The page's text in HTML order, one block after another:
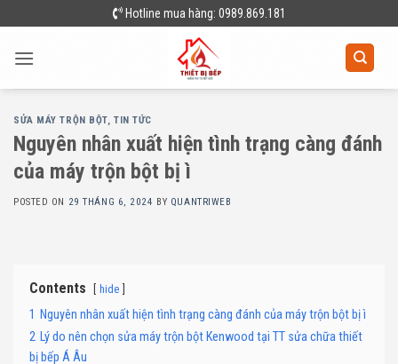
to
content
Hotline mua hàng: 0989.869.181
SỬA MÁY TRỘN BỘT,TIN TỨC
Nguyên nhân xuất hiện tình trạng càng đánh
của máy trộn bột bị ì
POSTED ON 29 THÁNG 6, 2024 BY QUANTRIWEB
Contents hide
1 Nguyên nhân xuất hiện tình trạng càng đánh của máy trộn bột bị ì
2 Lý do nên chọn sửa máy trộn bột Kenwood tại TT sửa chữa thiết
bị bếp Á Âu